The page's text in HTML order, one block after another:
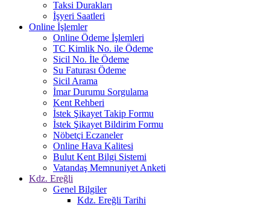
Taksi Durakları
İşyeri Saatleri
Online İşlemler
Online Ödeme İşlemleri
TC Kimlik No. ile Ödeme
Sicil No. İle Ödeme
Su Faturası Ödeme
Sicil Arama
İmar Durumu Sorgulama
Kent Rehberi
İstek Şikayet Takip Formu
İstek Şikayet Bildirim Formu
Nöbetçi Eczaneler
Online Hava Kalitesi
Bulut Kent Bilgi Sistemi
Vatandaş Memnuniyet Anketi
Kdz. Ereğli
Genel Bilgiler
Kdz. Ereğli Tarihi